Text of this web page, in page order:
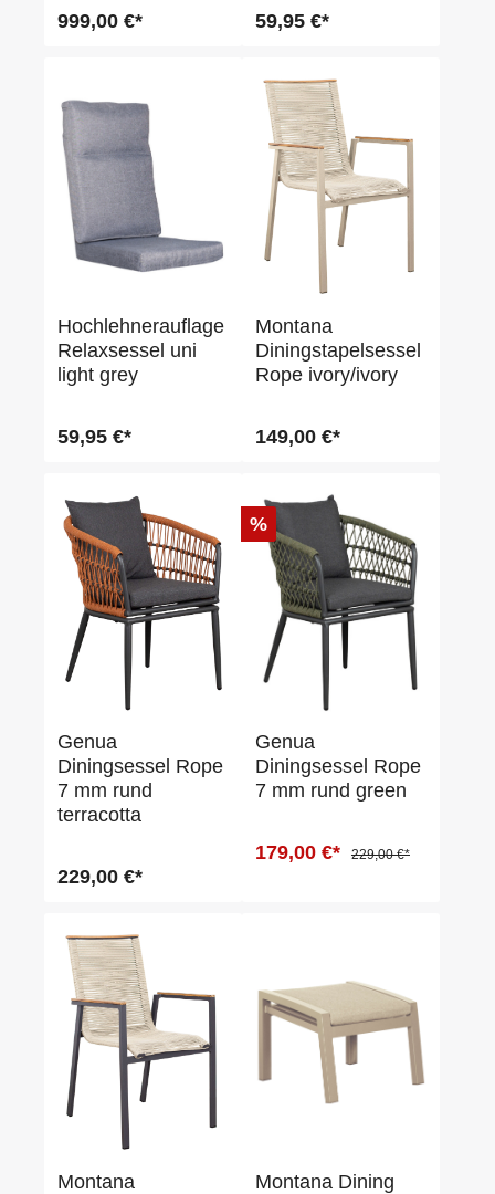
999,00 €* 59,95 €*
Hochlehnerauflage
Relaxsessel uni
light grey
59,95 €*
Montana
Diningstapelsessel
Rope ivory/ivory
149,00 €*
Genua
Diningsessel Rope
7 mm rund
terracotta
229,00 €*
%
Genua
Diningsessel Rope
7 mm rund green
179,00 €* 229,00 €*
Montana
Montana Dining